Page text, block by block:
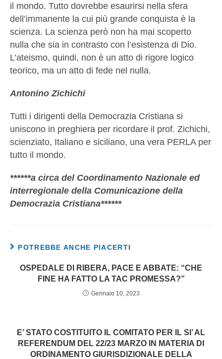
il mondo. Tutto dovrebbe esaurirsi nella sfera
dell’immanente la cui più grande conquista è la
scienza. La scienza però non ha mai scoperto
nulla che sia in contrasto con l’esistenza di Dio.
L’ateismo, quindi, non è un atto di rigore logico
teorico, ma un atto di fede nel nulla.
Antonino Zichichi
Tutti i dirigenti della Democrazia Cristiana si
uniscono in preghiera per ricordare il prof. Zichichi,
scienziato, Italiano e siciliano, una vera PERLA per
tutto il mondo.
******a circa del Coordinamento Nazionale ed
interregionale della Comunicazione della
Democrazia Cristiana******
POTREBBE ANCHE PIACERTI
OSPEDALE DI RIBERA, PACE E ABBATE: “CHE
FINE HA FATTO LA TAC PROMESSA?”
Gennaio 10, 2023
E’ STATO COSTITUITO IL COMITATO PER IL SI’ AL
REFERENDUM DEL 22/23 MARZO IN MATERIA DI
ORDINAMENTO GIURISDIZIONALE DELLA